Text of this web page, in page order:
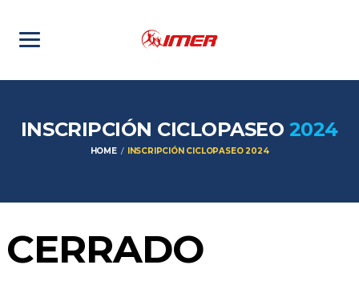
INSCRIPCIÓN CICLOPASEO 2024
HOME INSCRIPCIÓN CICLOPASEO 2024
CERRADO